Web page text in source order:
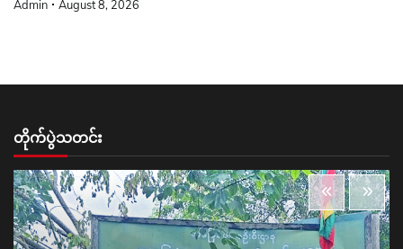
Admin August 8, 2026
တိုက်ပွဲသတင်း